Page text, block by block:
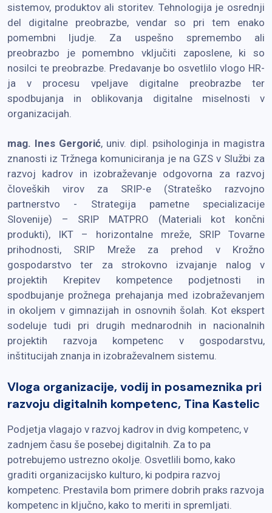
sistemov, produktov ali storitev. Tehnologija je osrednji
del digitalne preobrazbe, vendar so pri tem enako
pomembni ljudje. Za uspešno spremembo ali
preobrazbo je pomembno vključiti zaposlene, ki so
nosilci te preobrazbe. Predavanje bo osvetlilo vlogo HR-
ja v procesu vpeljave digitalne preobrazbe ter
spodbujanja in oblikovanja digitalne miselnosti v
organizacijah.
mag. Ines Gergorić, univ. dipl. psihologinja in magistra
znanosti iz Tržnega komuniciranja je na GZS v Službi za
razvoj kadrov in izobraževanje odgovorna za razvoj
človeških virov za SRIP-e (Strateško razvojno
partnerstvo - Strategija pametne specializacije
Slovenije) – SRIP MATPRO (Materiali kot končni
produkti), IKT – horizontalne mreže, SRIP Tovarne
prihodnosti, SRIP Mreže za prehod v Krožno
gospodarstvo ter za strokovno izvajanje nalog v
projektih Krepitev kompetence podjetnosti in
spodbujanje prožnega prehajanja med izobraževanjem
in okoljem v gimnazijah in osnovnih šolah. Kot ekspert
sodeluje tudi pri drugih mednarodnih in nacionalnih
projektih razvoja kompetenc v gospodarstvu,
inštitucijah znanja in izobraževalnem sistemu.
Vloga organizacije, vodij in posameznika pri
razvoju digitalnih kompetenc, Tina Kastelic
Podjetja vlagajo v razvoj kadrov in dvig kompetenc, v
zadnjem času še posebej digitalnih. Za to pa
potrebujemo ustrezno okolje. Osvetlili bomo, kako
graditi organizacijsko kulturo, ki podpira razvoj
kompetenc. Prestavila bom primere dobrih praks razvoja
kompetenc in ključno, kako to meriti in spremljati.